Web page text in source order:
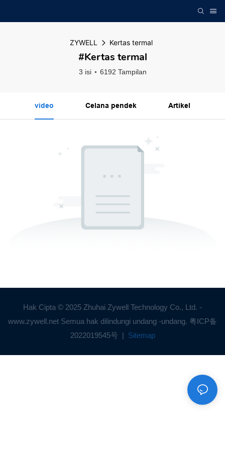
ZYWELL Kertas termal
#Kertas termal
3 isi 6192 Tampilan
video Celana pendek Artikel
Hak Cipta © 2025 Zhuhai Zywell Technology Co., Ltd. -
www.zywell.net Semua hak dilindungi undang -undang. 粤ICP备
2022019545号 | Sitemap